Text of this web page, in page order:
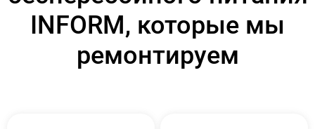
INFORM, которые мы
ремонтируем